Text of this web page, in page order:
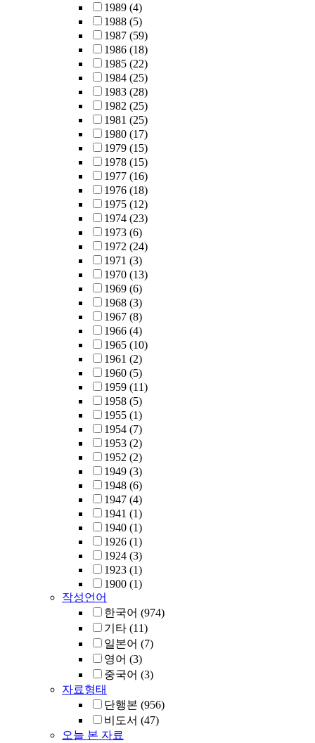
1989 (4)
1988 (5)
1987 (59)
1986 (18)
1985 (22)
1984 (25)
1983 (28)
1982 (25)
1981 (25)
1980 (17)
1979 (15)
1978 (15)
1977 (16)
1976 (18)
1975 (12)
1974 (23)
1973 (6)
1972 (24)
1971 (3)
1970 (13)
1969 (6)
1968 (3)
1967 (8)
1966 (4)
1965 (10)
1961 (2)
1960 (5)
1959 (11)
1958 (5)
1955 (1)
1954 (7)
1953 (2)
1952 (2)
1949 (3)
1948 (6)
1947 (4)
1941 (1)
1940 (1)
1926 (1)
1924 (3)
1923 (1)
1900 (1)
작성언어
한국어 (974)
기타 (11)
일본어 (7)
영어 (3)
중국어 (3)
자료형태
단행본 (956)
비도서 (47)
오늘 본 자료